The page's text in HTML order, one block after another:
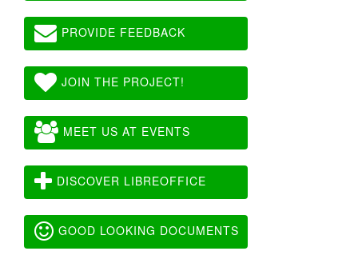
PROVIDE FEEDBACK
JOIN THE PROJECT!
MEET US AT EVENTS
DISCOVER LIBREOFFICE
GOOD LOOKING DOCUMENTS